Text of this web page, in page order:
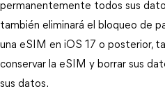
permanentemente todos sus
también eliminará el bloqueo de
una eSIM en iOS 17 o posterior,
conservar la eSIM y borrar sus
sus datos.